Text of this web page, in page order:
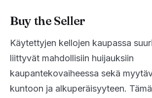
Buy the Seller
Käytettyjen kellojen kaupassa
liittyvät mahdollisiin huijauksiin
kaupantekovaiheessa sekä
kuntoon ja alkuperäisyyteen.